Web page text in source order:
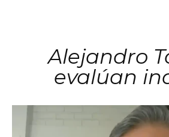
Alejandro
evalúan